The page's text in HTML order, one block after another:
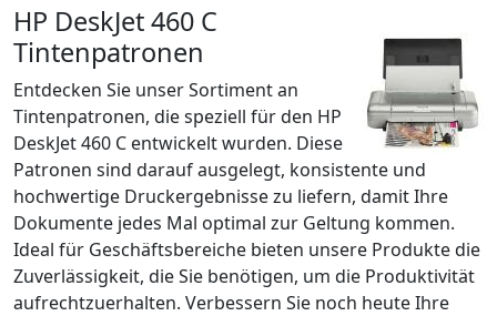
HP DeskJet 460 C
Tintenpatronen
Entdecken Sie unser Sortiment an
Tintenpatronen, die speziell für den HP
DeskJet 460 C entwickelt wurden. Diese
Patronen sind darauf ausgelegt, konsistente und
hochwertige Druckergebnisse zu liefern, damit Ihre
Dokumente jedes Mal optimal zur Geltung kommen.
Ideal für Geschäftsbereiche bieten unsere Produkte die
Zuverlässigkeit, die Sie benötigen, um die Produktivität
aufrechtzuerhalten. Verbessern Sie noch heute Ihre